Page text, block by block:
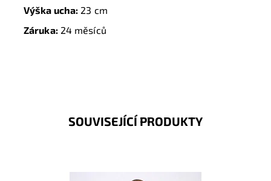
Výška ucha: 23 cm
Záruka:24 měsíců
SOUVISEJÍCÍ PRODUKTY